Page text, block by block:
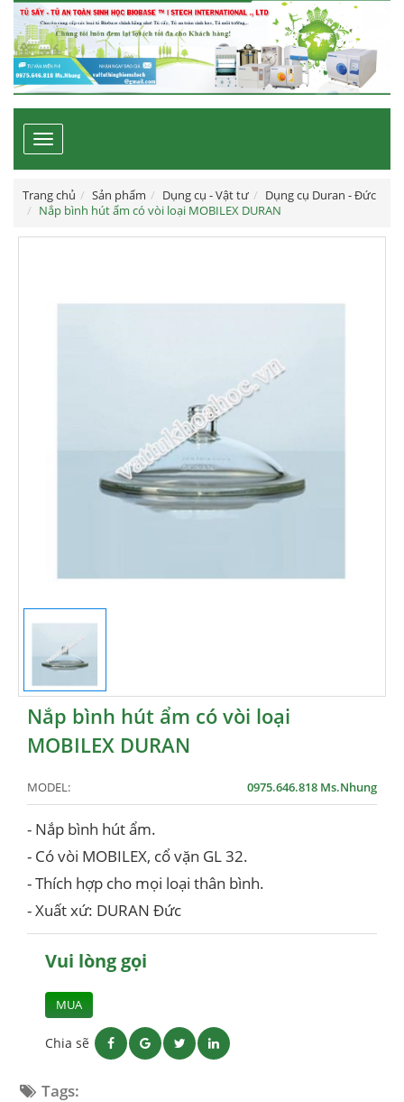
Toggle
navigation
Trang chủ Sản phẩm Dụng cụ - Vật tư
Dụng cụ Duran - Đức
Nắp bình hút ẩm có vòi loại MOBILEX DURAN
Nắp bình hút ẩm có vòi loại
MOBILEX DURAN
MODEL: 0975.646.818 Ms.Nhung
- Nắp bình hút ẩm.
- Có vòi MOBILEX, cổ vặn GL 32.
- Thích hợp cho mọi loại thân bình.
- Xuất xứ: DURAN Đức
Vui lòng gọi
MUA
Chia sẽ
Tags: